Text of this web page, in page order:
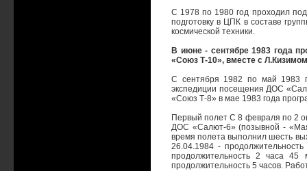
С 1978 по 1980 год проходил
подготовку в ЦПК в составе
космической техники.
В июне - сентябре 1983 года
«Союз Т-10», вместе с
C cентября 1982 по май 1983
экспедиции посещения ДОС
«Союз Т-8» в мае 1983 года
Первый полет С 8 февраля по 2
ДОС «Салют-6» (позывной -
время полета выполнил шесть
26.04.1984 -
продолжительность 2 часа
продолжительность 5 часов.